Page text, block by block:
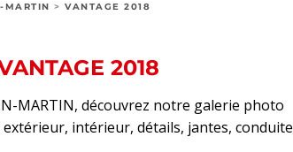
MARTIN > VANTAGE 2018
2018
MARTIN, découvrez notre galerie photo
extérieur, intérieur, détails, jantes, conduite